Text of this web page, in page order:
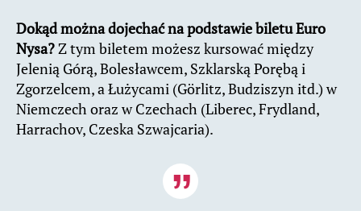
Dokąd można dojechać na podstawie biletu Euro
Nysa?Z tym biletem możesz kursować między
Jelenią Górą, Bolesławcem, Szklarską Porębą i
Zgorzelcem, a Łużycami (Görlitz, Budziszyn itd.) w
Niemczech oraz w Czechach (Liberec, Frydland,
Harrachov, Czeska Szwajcaria).